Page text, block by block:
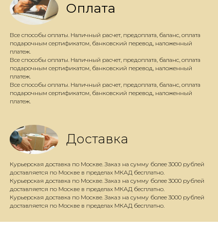
Оплата
Все способы оплаты. Наличный расчет, предоплата, баланс, оплата
подарочным сертификатом, банковский перевод, наложенный
платеж.
Все способы оплаты. Наличный расчет, предоплата, баланс, оплата
подарочным сертификатом, банковский перевод, наложенный
платеж.
Все способы оплаты. Наличный расчет, предоплата, баланс, оплата
подарочным сертификатом, банковский перевод, наложенный
платеж.
Доставка
Курьерская доставка по Москве. Заказ на сумму более 3000 рублей
доставляется по Москве в пределах МКАД бесплатно.
Курьерская доставка по Москве. Заказ на сумму более 3000 рублей
доставляется по Москве в пределах МКАД бесплатно.
Курьерская доставка по Москве. Заказ на сумму более 3000 рублей
доставляется по Москве в пределах МКАД бесплатно.